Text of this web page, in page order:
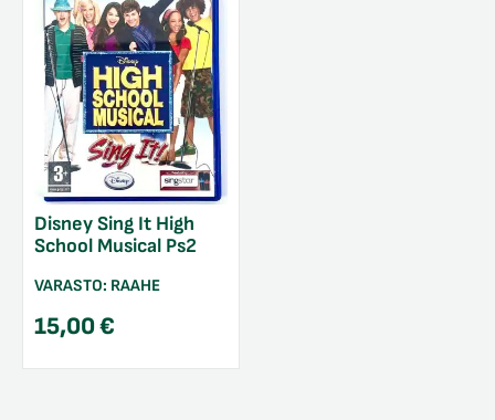
Disney Sing It High
School Musical Ps2
VARASTO: RAAHE
15,00€